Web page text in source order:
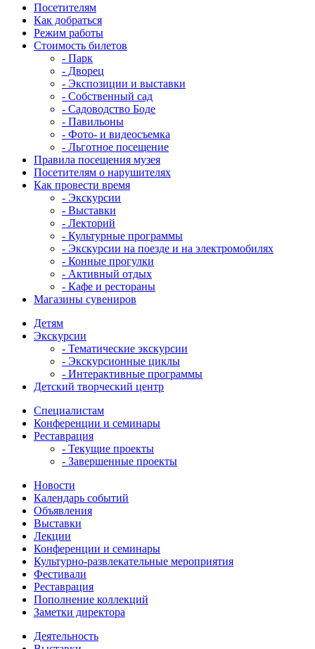
Посетителям
Как добраться
Режим работы
Стоимость билетов
- Парк
- Дворец
- Экспозиции и выставки
- Собственный сад
- Садоводство Боде
- Павильоны
- Фото- и видеосъемка
- Льготное посещение
Правила посещения музея
Посетителям о нарушителях
Как провести время
- Экскурсии
- Выставки
- Лекторий
- Культурные программы
- Экскурсии на поезде и на электромобилях
- Конные прогулки
- Активный отдых
- Кафе и рестораны
Магазины сувениров
Детям
Экскурсии
- Тематические экскурсии
- Экскурсионные циклы
- Интерактивные программы
Детский творческий центр
Специалистам
Конференции и семинары
Реставрация
- Текущие проекты
- Завершенные проекты
Новости
Календарь событий
Объявления
Выставки
Лекции
Конференции и семинары
Культурно-развлекательные мероприятия
Фестивали
Реставрация
Пополнение коллекций
Заметки директора
Деятельность